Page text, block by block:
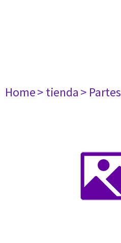
Home> tienda> Partes